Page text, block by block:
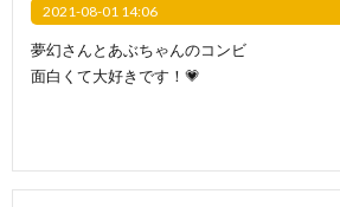
2021-08-01 14:06
夢幻さんとあぶちゃんのコンビ
面白くて大好きです！💗